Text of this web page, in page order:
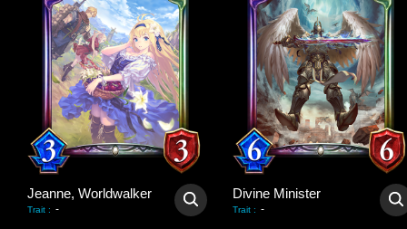
Jeanne, Worldwalker
Trait : -
Divine Minister
Trait : -